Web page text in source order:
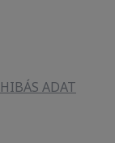
HIBÁS ADAT